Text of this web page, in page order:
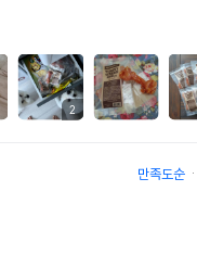
2
만족도순